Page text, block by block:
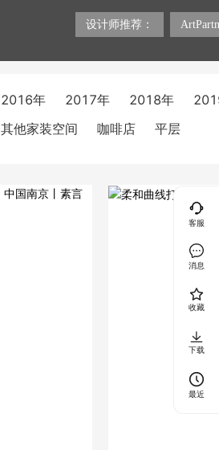
的。而轻奢则是
但一定是最适合
设计师推荐：
2016年 2017年 2018年
其他家装空间 咖啡店 平层
客服
消息
收藏
下载
最近